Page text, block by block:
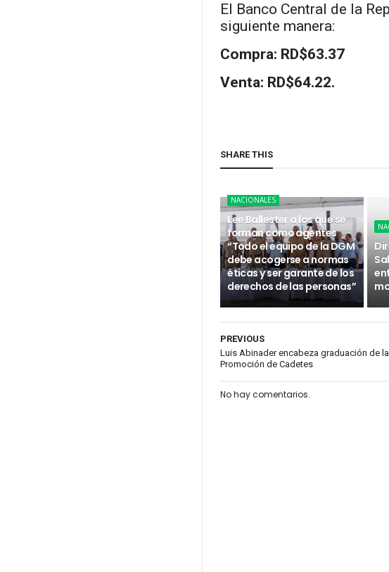
El Banco Central de la
siguiente manera:
Compra: RD$63.37
Venta: RD$64.22.
SHARE THIS
NACIONALES
Lee Ballester a los que se
forman como agentes
“Todo el equipo de la DGM
debe acogerse a normas
éticas y ser garante de los
derechos de las personas”
PREVIOUS
Luis Abinader encabeza graduación de la
Promoción de Cadetes
No hay comentarios.